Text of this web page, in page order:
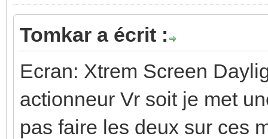
Tomkar a écrit :
Ecran: Xtrem Screen
actionneur Vr soit je met
pas faire les deux sur ces